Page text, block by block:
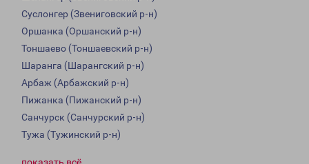
Суслонгер (Звениговский р-н)
Оршанка (Оршанский р-н)
Тоншаево (Тоншаевский р-н)
Шаранга (Шарангский р-н)
Арбаж (Арбажский р-н)
Пижанка (Пижанский р-н)
Санчурск (Санчурский р-н)
Тужа (Тужинский р-н)